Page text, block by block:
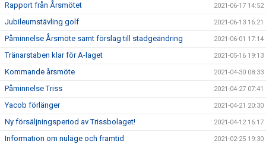
Rapport från Årsmötet 2021-06-17 14:52
Jubileumstävling golf 2021-06-13 16:21
Påminnelse Årsmöte samt förslag till stadgeändring 2021-06-01 17:14
Tränarstaben klar för A-laget 2021-05-16 19:13
Kommande årsmöte 2021-04-30 08:33
Påminnelse Triss 2021-04-27 07:41
Yacob förlänger 2021-04-21 20:30
Ny försäljningsperiod av Trissbolaget! 2021-04-12 16:17
Information om nuläge och framtid 2021-02-25 19:30